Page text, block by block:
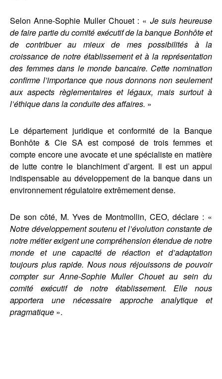
Selon Anne-Sophie Muller Chouet : « Je suis heureuse
de faire partie du comité exécutif de la banque Bonhôte et
de contribuer au mieux de mes possibilités à la
croissance de notre établissement et à la représentation
des femmes dans le monde bancaire. Cette nomination
confirme l’importance que nous donnons non seulement
aux aspects règlementaires et légaux, mais surtout à
l’éthique dans la conduite des affaires. »
Le département juridique et conformité de la Banque
Bonhôte & Cie SA est composé de trois femmes et
compte encore une avocate et une spécialiste en matière
de lutte contre le blanchiment d’argent. Il est un appui
indispensable au développement de la banque dans un
environnement régulatoire extrêmement dense.
De son côté, M. Yves de Montmollin, CEO, déclare : «
Notre développement soutenu et l’évolution constante de
notre métier exigent une compréhension étendue de notre
monde et une capacité de réaction et d’adaptation
toujours plus rapide. Nous nous réjouissons de pouvoir
compter sur Anne-Sophie Muller Chouet au sein du
comité exécutif de notre établissement. Elle nous
apportera une nécessaire approche analytique et
pragmatique ».